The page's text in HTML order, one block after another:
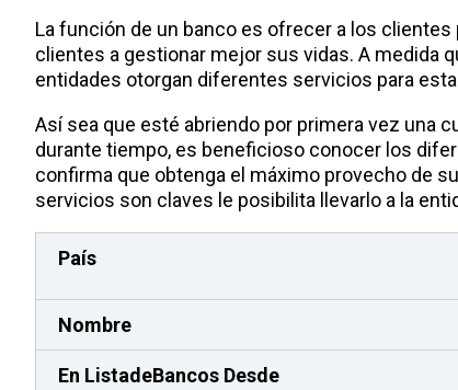
La función de un banco es ofrecer a los
clientes a gestionar mejor sus vidas. A medida
entidades otorgan diferentes servicios para
Así sea que esté abriendo por primera vez una
durante tiempo, es beneficioso conocer los
confirma que obtenga el máximo provecho de
servicios son claves le posibilita llevarlo a la
País
Nombre
En ListadeBancos Desde